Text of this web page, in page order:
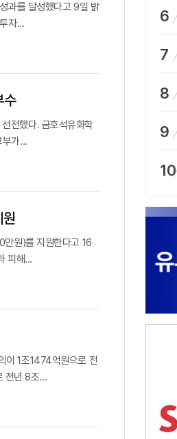
과를 달성했다고 9일 밝
자...
수
전했다. 금호석유화학
가...
원)를 지원한다고 16
피해...
이 1조1474억원으로 전
전년 8조...